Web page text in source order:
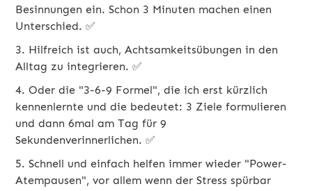
Besinnungen ein. Schon 3 Minuten machen einen
Unterschied. ✅
3. Hilfreich ist auch, Achtsamkeitsübungen in den
Alltag zu integrieren. ✅
4. Oder die "3-6-9 Formel", die ich erst kürzlich
kennenlernte und die bedeutet: 3 Ziele formulieren
und dann 6mal am Tag für 9
Sekundenverinnerlichen. ✅
5. Schnell und einfach helfen immer wieder "Power-
Atempausen", vor allem wenn der Stress spürbar